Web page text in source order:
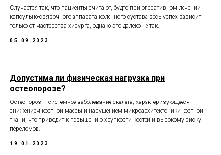
Случается так, что пациенты считают, будто при оперативном лечении
капсульно-связочного аппарата коленного сустава весь успех зависит
только от мастерства хирурга, однако это далеко не так.
05.09.2023
Допустима ли физическая нагрузка при
остеопорозе?
Остеопороз – системное заболевание скелета, характеризующееся
снижением костной массы и нарушением микроархитектоники костной
ткани, что приводит к повышению хрупкости костей и высокому риску
переломов.
19.01.2023